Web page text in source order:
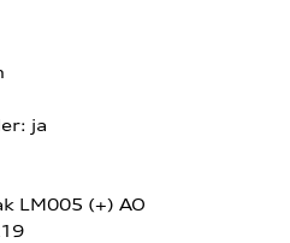
ja
LM005 (+) AO